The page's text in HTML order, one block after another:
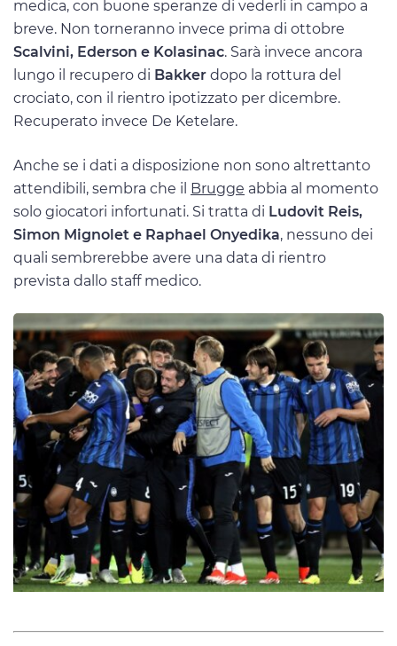
medica, con buone speranze di vederli in campo a
breve. Non torneranno invece prima di ottobre
Scalvini, Ederson e Kolasinac. Sarà invece ancora
lungo il recupero di Bakker dopo la rottura del
crociato, con il rientro ipotizzato per dicembre.
Recuperato invece De Ketelare.
Anche se i dati a disposizione non sono altrettanto
attendibili, sembra che il Brugge abbia al momento
solo giocatori infortunati. Si tratta di Ludovit Reis,
Simon Mignolet e Raphael Onyedika, nessuno dei
quali sembrerebbe avere una data di rientro
prevista dallo staff medico.